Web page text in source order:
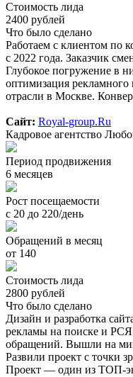
Стоимость лида
2400 рублей
Что было сделано
Работаем с клиентом по
с 2022 года. Заказчик
Глубокое погружение в
оптимизация
отрасли в Москве.
Сайт: Royal-group.Ru
Кадровое агентство
Период продвижения
6 месяцев
Рост посещаемости
с 20 до 220/день
Обращений в месяц
от 140
Стоимость лида
2800 рублей
Что было сделано
Дизайн и разработка
рекламы на поиске и
обращений. Вышли на
Развили проект с точки
Проект — один из ТОП-